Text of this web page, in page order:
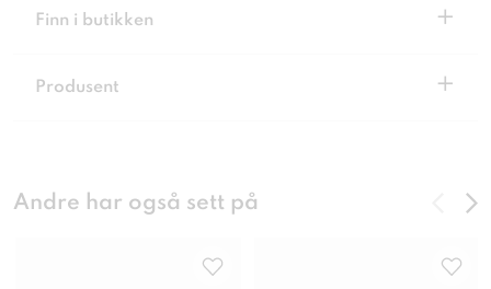
Finn i butikken +
Produsent +
Andre har også sett på